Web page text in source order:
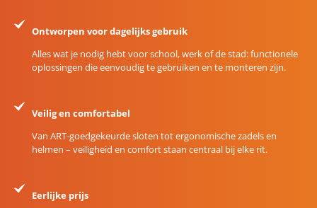
Ontworpen voor dagelijks gebruik
Alles wat je nodig hebt voor school, werk of de stad: functionele
oplossingen die eenvoudig te gebruiken en te monteren zijn.
Veilig en comfortabel
Van ART-goedgekeurde sloten tot ergonomische zadels en
helmen – veiligheid en comfort staan centraal bij elke rit.
Eerlijke prijs